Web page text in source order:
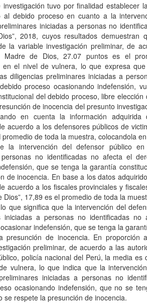
investigación tuvo por finalidad establecer
al debido proceso en cuanto a la
iniciadas a personas no
2018, cuyos resultados demuestran
la variable investigación preliminar, de
Madre de Dios, 27.07 puntos es el
en el nivel de vulnera, lo que expresa
diligencias preliminares iniciadas a
proceso ocasionando indefensión,
del debido proceso, libre
de inocencia del presunto
en cuenta la información adquirida
acuerdo a los defensores públicos de
de toda la muestra, colocandola
la intervención del defensor público en
no identificadas no afecta el
que se tenga la garantía
de inocencia. En base a los datos
acuerdo a los fiscales provinciales y
Dios”, 17,89 es el promedio de toda la
que significa que la intervención del
iniciadas a personas no identificadas
indefensión, que se tenga la
presunción de inocencia. En proporción
preliminar, de acuerdo a las
policía nacional del Perú, la media es
vulnera, lo que indica que la
iniciadas a personas no
ocasionando indefensión, que no se
se respete la presunción de inocencia.